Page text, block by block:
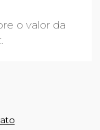
o valor da